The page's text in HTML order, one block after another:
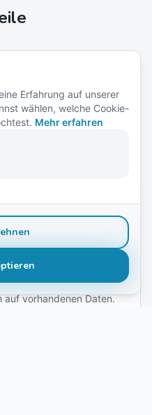
Erfahrung auf unserer
wählen, welche Cookie-
Mehr erfahren
Texte automatisch –
auf vorhandenen Daten.